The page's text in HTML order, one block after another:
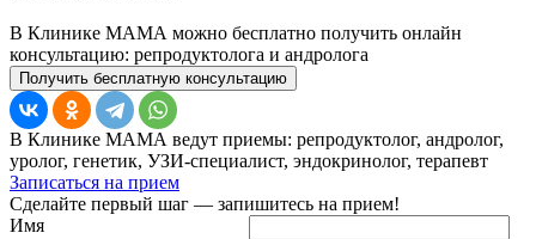
В Клинике МАМА можно бесплатно получить онлайн
консультацию: репродуктолога и андролога
Получить бесплатную консультацию
В Клинике МАМА ведут приемы: репродуктолог, андролог,
уролог, генетик, УЗИ-специалист, эндокринолог, терапевт
Записаться на прием
Сделайте первый шаг — запишитесь на прием!
Имя